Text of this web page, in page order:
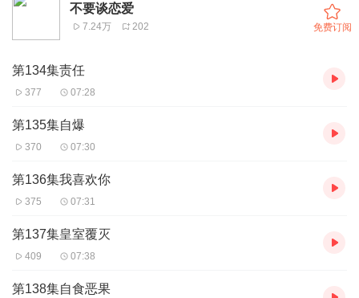
不要谈恋爱
7.24万 202 免费订阅
第134集责任
377 07:28
第135集自爆
370 07:30
第136集我喜欢你
375 07:31
第137集皇室覆灭
409 07:38
第138集自食恶果